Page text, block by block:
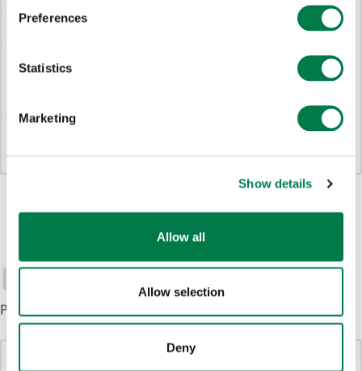
Preferences
Statistics
Marketing
Show details
Allow all
Allow selection
Deny
Chiara Carranza
Plant-for-the-Planet Foundation